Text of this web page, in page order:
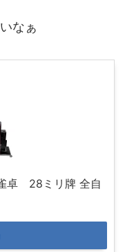
なぁ
卓 28ミリ牌 全自